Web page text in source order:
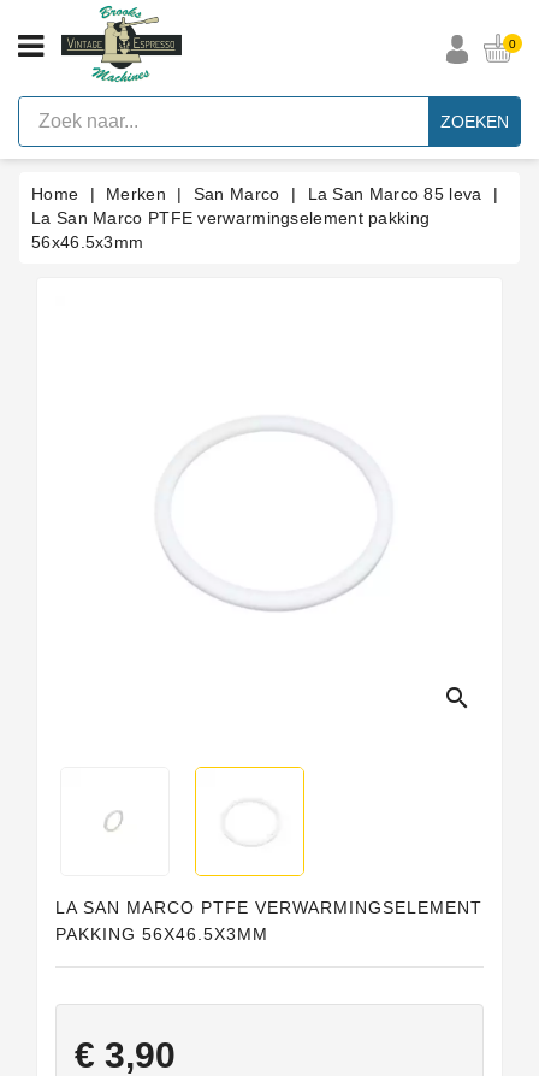
CATEGORIE
Vintage
Espresso
Machines
E61
Espresso
Machine
0
ZOEKEN
Home Merken San Marco
La San Marco 85 leva
La San Marco PTFE verwarmingselement pakking
56x46.5x3mm
search
LA SAN MARCO PTFE VERWARMINGSELEMENT
PAKKING 56X46.5X3MM
€ 3,90